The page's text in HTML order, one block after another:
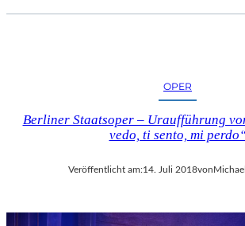
OPER
Berliner Staatsoper – Uraufführung
vedo, ti sento, mi
Veröffentlicht am:14. Juli 2018von